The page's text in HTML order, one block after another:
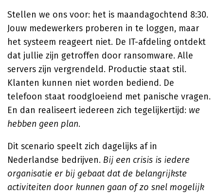
Stellen we ons voor: het is maandagochtend 8:30.
Jouw medewerkers proberen in te loggen, maar
het systeem reageert niet. De IT-afdeling ontdekt
dat jullie zijn getroffen door ransomware. Alle
servers zijn vergrendeld. Productie staat stil.
Klanten kunnen niet worden bediend. De
telefoon staat roodgloeiend met panische vragen.
En dan realiseert iedereen zich tegelijkertijd: we
hebben geen plan.
Dit scenario speelt zich dagelijks af in
Nederlandse bedrijven. Bij een crisis is iedere
organisatie er bij gebaat dat de belangrijkste
activiteiten door kunnen gaan of zo snel mogelijk